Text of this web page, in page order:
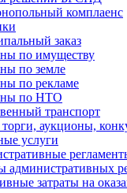
комплаенс
заказ
по имуществу
по земле
по рекламе
по НТО
транспорт
аукционы,
услуги
административных
затраты на